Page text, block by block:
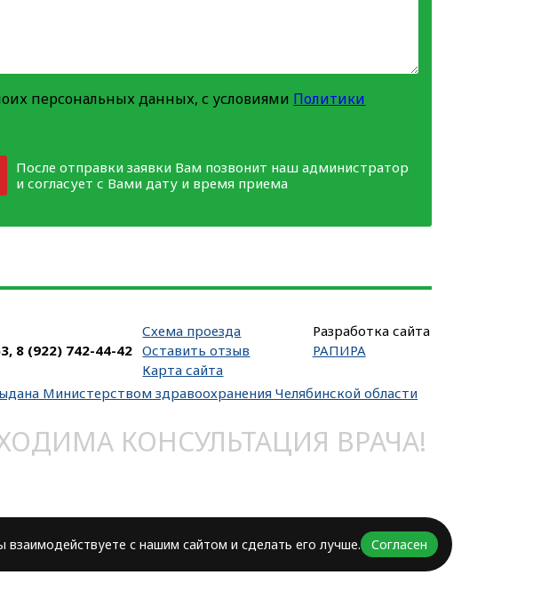
персональных данных, с условиями Политики
После отправки заявки Вам позвонит наш администратор
и согласует с Вами дату и время приема
, 8 (922) 742-44-42
Схема проезда
Оставить отзыв
Карта сайта
Министерством здравоохранения Челябинской области
КОНСУЛЬТАЦИЯ ВРАЧА!
Разработка сайта
РАПИРА
с нашим сайтом и сделать его лучше. Согласен